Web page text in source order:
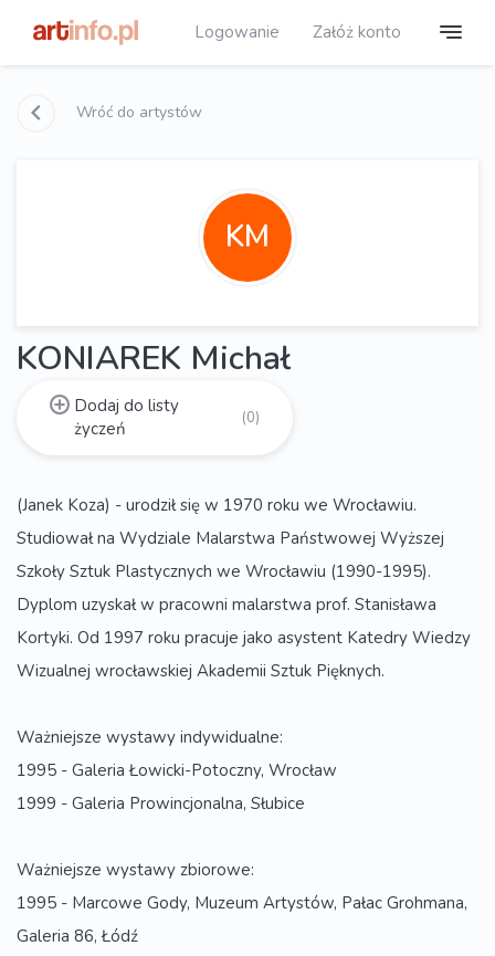
Logowanie Załóż konto
Wróć do artystów
KM
KONIAREK Michał
Dodaj do listy
życzeń
(0)
(Janek Koza) - urodził się w 1970 roku we Wrocławiu.
Studiował na Wydziale Malarstwa Państwowej Wyższej
Szkoły Sztuk Plastycznych we Wrocławiu (1990-1995).
Dyplom uzyskał w pracowni malarstwa prof. Stanisława
Kortyki. Od 1997 roku pracuje jako asystent Katedry Wiedzy
Wizualnej wrocławskiej Akademii Sztuk Pięknych.
Ważniejsze wystawy indywidualne:
1995 - Galeria Łowicki-Potoczny, Wrocław
1999 - Galeria Prowincjonalna, Słubice
Ważniejsze wystawy zbiorowe:
1995 - Marcowe Gody, Muzeum Artystów, Pałac Grohmana,
Galeria 86, Łódź